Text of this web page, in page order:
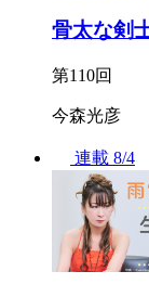
骨太な剣
第110回
今森光彦
連載 8/4